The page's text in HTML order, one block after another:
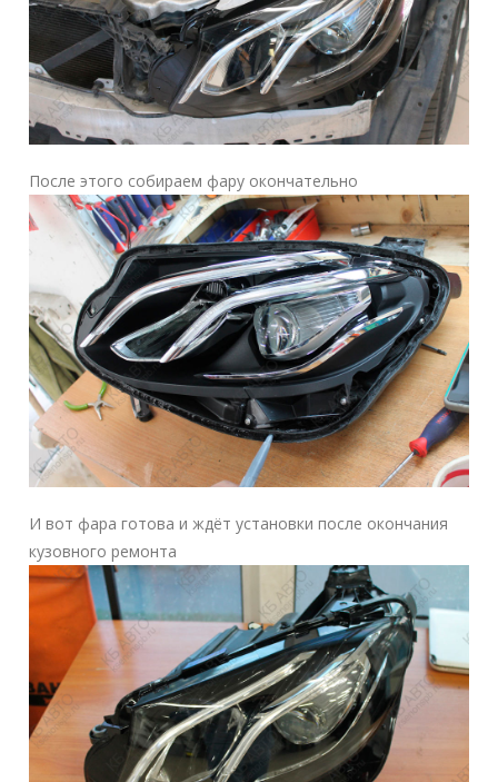
После этого собираем фару окончательно
И вот фара готова и ждёт установки после окончания
кузовного ремонта